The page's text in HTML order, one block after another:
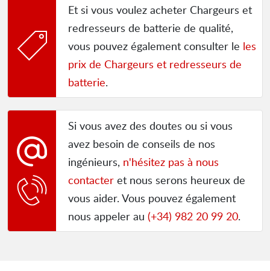
Et si vous voulez acheter Chargeurs et
redresseurs de batterie de qualité,
vous pouvez également consulter le les
prix de Chargeurs et redresseurs de
batterie.
Si vous avez des doutes ou si vous
avez besoin de conseils de nos
ingénieurs, n'hésitez pas à nous
contacter et nous serons heureux de
vous aider. Vous pouvez également
nous appeler au (+34) 982 20 99 20.